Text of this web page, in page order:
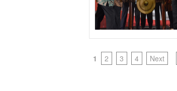
1 2 3 4 Next